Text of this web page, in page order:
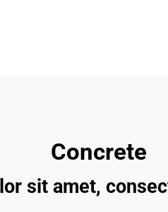
Concrete
sit amet,